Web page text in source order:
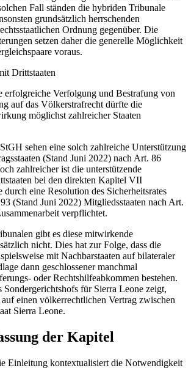
Fall ständen die hybriden Tribunale
grundsätzlich herrschenden
Ordnung gegenüber. Die
setzen daher die generelle Möglichkeit
voraus.
Drittstaaten
erfolgreiche Verfolgung und Bestrafung von
auf das Völkerstrafrecht dürfte die
möglichst zahlreicher Staaten
sehen eine solch zahlreiche Unterstützung
(Stand Juni 2022) nach Art. 86
zahlreicher ist die unterstützende
bei den direkten Kapitel VII
durch eine Resolution des Sicherheitsrates
(Stand Juni 2022) Mitgliedsstaaten nach Art.
verpflichtet.
gibt es diese mitwirkende
nicht. Dies hat zur Folge, dass die
mit Nachbarstaaten auf bilateraler
dann geschlossener manchmal
oder Rechtshilfeabkommen bestehen.
Sondergerichtshofs für Sierra Leone zeigt,
auf einen völkerrechtlichen Vertrag zwischen
Sierra Leone.
der Kapitel
Einleitung kontextualisiert die Notwendigkeit